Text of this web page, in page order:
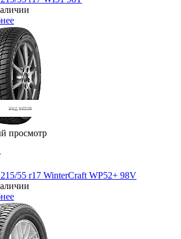
просмотр
55 r17 WinterCraft WP52+ 98V